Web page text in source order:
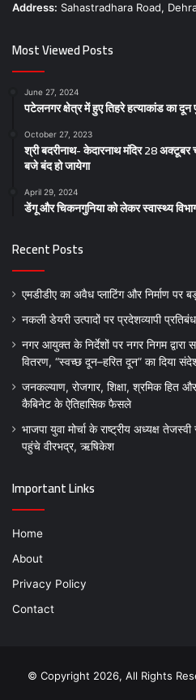
Address: Sahastradhara Road,
Most Viewed Posts
June 27, 2024
पटेलनगर क्षेत्र में हुए तिहरे हत्याकांड का
October 27, 2023
श्री बदरीनाथ- केदारनाथ मंदिर 28
बजे बंद हो जायेगा
April 29, 2024
डेंगू और चिकनगुनिया को लेकर स्वास्थ्य
Recent Posts
एमडीडीए का अवैध प्लाटिंग और निर्माण पर
नकली डेयरी उत्पादों पर प्रदेशव्यापी
नगर आयुक्त के निर्देशों पर नगर निगम द्वारा
वितरण, “स्वच्छ दून–हरित दून” का दिया
जनकल्याण, रोजगार, शिक्षा, श्रमिक हित
कैबिनेट के ऐतिहासिक फैसले
भाजपा युवा मोर्चा के राष्ट्रीय अध्यक्ष
पहुंचे वीरभद्र, ऋषिकेश
Important Links
Home
About
Privacy Policy
Contact
© Copyright 2026, All Rights